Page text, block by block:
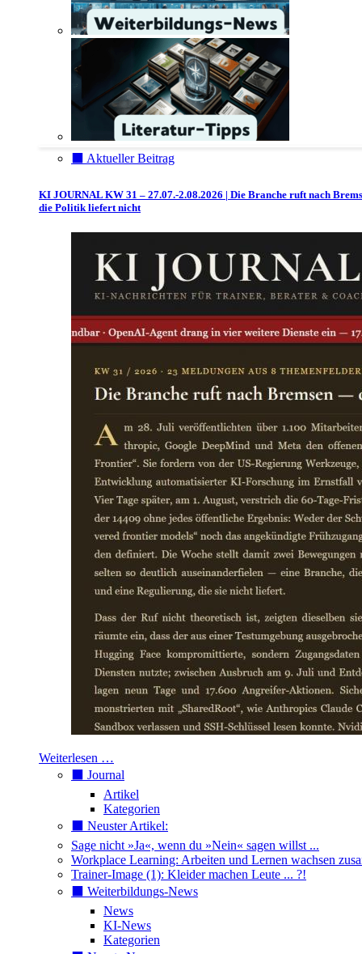
⬛️ Aktueller Beitrag
KI JOURNAL KW 31 – 27.07.-2.08.2026 | Die Branche ruft nach
die Politik liefert nicht
Weiterlesen …
⬛️ Journal
Artikel
Kategorien
⬛️ Neuster Artikel:
Sage nicht »Ja«, wenn du »Nein« sagen willst ...
Workplace Learning: Arbeiten und Lernen wachsen
Trainer-Image (1): Kleider machen Leute ... ?!
⬛️ Weiterbildungs-News
News
KI-News
Kategorien